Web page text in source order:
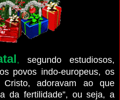
, segundo estudiosos,
povos indo-europeus, os
adoravam ao que
da fertilidade”, ou seja, a